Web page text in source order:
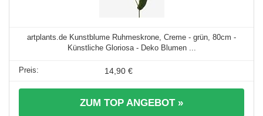
artplants.de Kunstblume Ruhmeskrone, Creme - grün, 80cm -
Künstliche Gloriosa - Deko Blumen ...
14,90 €
ZUM TOP ANGEBOT »